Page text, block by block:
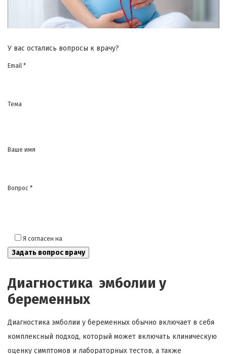
У вас остались вопросы к врачу?
Email *
Тема
Ваше имя
Вопрос *
Я согласен на
Диагностика эмболии у
беременных
Диагностика эмболии у беременных обычно включает в себя
комплексный подход, который может включать клиническую
оценку симптомов и лабораторных тестов, а также